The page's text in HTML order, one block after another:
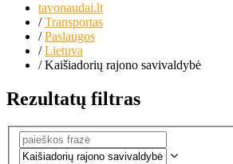
tavonaudai.lt
/Transportas
/Paslaugos
/Lietuva
/Kaišiadorių rajono savivaldybė
Rezultatų filtras